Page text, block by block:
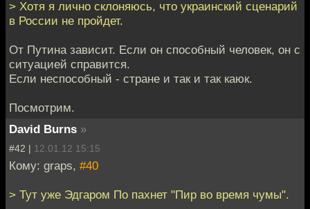
> Хотя я лично склоняюсь, что украинский сценарий
в России не пройдет.
От Путина зависит. Если он способный человек, он с
ситуацией справится.
Если неспособный - стране и так и так каюк.
Посмотрим.
David Burns »
#42 | 12.01.12 15:15
Кому: graps, #40
> Тут уже Эдгаром По пахнет "Пир во время чумы".